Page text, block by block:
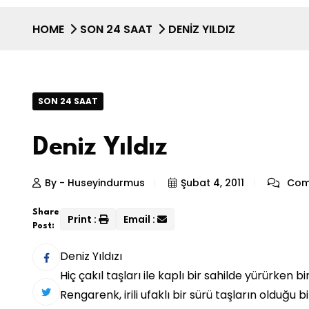
HOME SON 24 SAAT DENIZ YILDIZ
SON 24 SAAT
Deniz Yıldız
By - Huseyindurmus Şubat 4, 2011
Share
Post:
Print : Email :
Deniz Yıldızı
Hiç çakıl taşları ile kaplı bir sahilde yürürken bir
Rengarenk, irili ufaklı bir sürü taşların olduğu